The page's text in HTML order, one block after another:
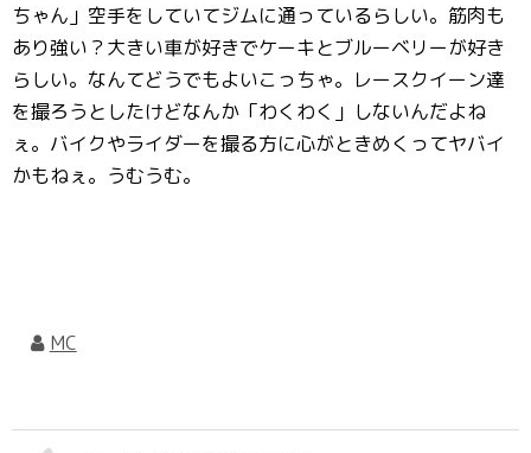
ちゃん」空手をしていてジムに通っているらしい。筋肉も
あり強い？大きい車が好きでケーキとブルーベリーが好き
らしい。なんてどうでもよいこっちゃ。レースクイーン達
を撮ろうとしたけどなんか「わくわく」しないんだよね
ぇ。バイクやライダーを撮る方に心がときめくってヤバイ
かもねぇ。うむうむ。
MC